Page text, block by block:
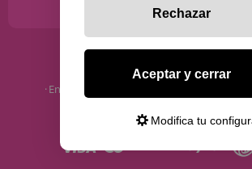
info@disfracestuyyo.com
· Quiénes somos
· Envíos y Devoluciones
·
·
·
Rechazar
Aceptar y cerrar
Modifica tu